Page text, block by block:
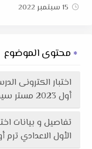
15 سبتمبر 2022
محتوى الموضوع
اختبار الكترونى
أول 2023 مستر سيد خالد
تفاصيل و بيانات
الأول الاعدادي ترم